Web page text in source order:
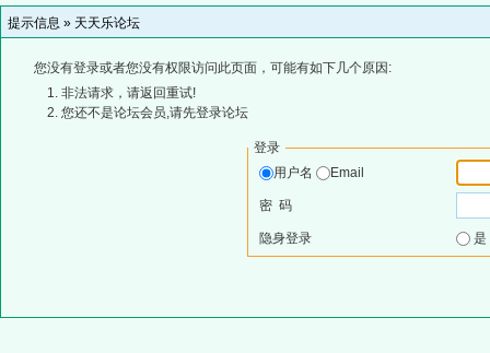
提示信息 » 天天乐论坛
您没有登录或者您没有权限访问此页面，可能有如下几个原因:
非法请求，请返回重试!
您还不是论坛会员,请先登录论坛
登录
用户名
Email
密 码
隐身登录